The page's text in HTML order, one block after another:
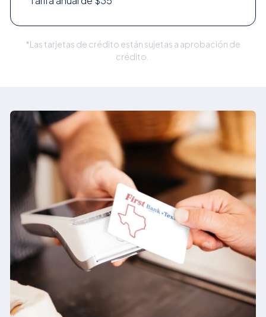
*Las tarjetas de crédito están sujetas a aprobación de
crédito.